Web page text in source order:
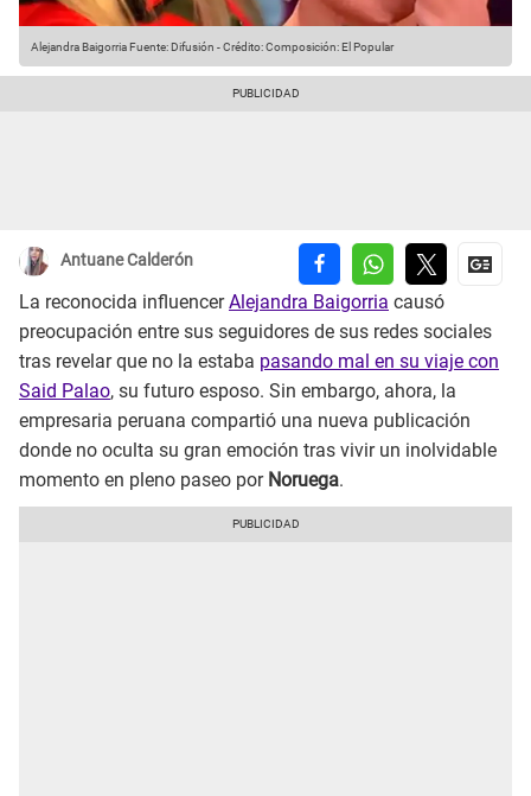
Alejandra BaigorriaFuente: Difusión -Crédito: Composición: El Popular
Antuane Calderón
La reconocida influencerAlejandra Baigorria causó
preocupación entre sus seguidores de sus redes sociales
tras revelar que no la estaba pasando mal en su viaje con
Said Palao, su futuro esposo. Sin embargo, ahora, la
empresaria peruana compartió una nueva publicación
donde no oculta su gran emoción tras vivir un inolvidable
momento en pleno paseo por Noruega.